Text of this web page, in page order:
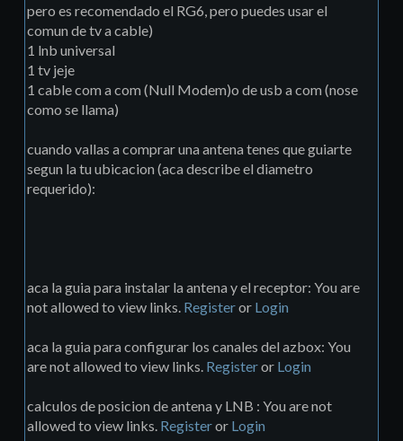
pero es recomendado el RG6, pero puedes usar el
comun de tv a cable)
1 lnb universal
1 tv jeje
1 cable com a com (Null Modem)o de usb a com (nose
como se llama)
cuando vallas a comprar una antena tenes que guiarte
segun la tu ubicacion (aca describe el diametro
requerido):
aca la guia para instalar la antena y el receptor: You are
not allowed to view links. Registeror Login
aca la guia para configurar los canales del azbox: You
are not allowed to view links. Registeror Login
calculos de posicion de antena y LNB : You are not
allowed to view links. Registeror Login